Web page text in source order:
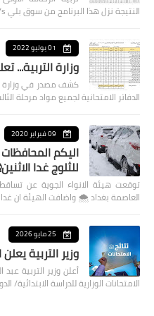
النتيجة نزل هذا البرنامج من سوق بلي https://play.google.com/s…
01 يوليو 2022
وزارة التربية...
كشف مصدر في وزارة
الدفاتر الامتحانية لجميع مواد مرحلة
09 فبراير 2020
اليكم
للثلوج غدا
توقعت هيئة الانواء الجوية عن
العاصمة بغداد ⁦🌨️⁩ واضافت الهيئة ان غدا الاثنين …
25 مايو 2026
وزير التربية يعلن
أعلن وزير التربية عبد
الامتحانات الوزارية للدراسة الابتدائية/